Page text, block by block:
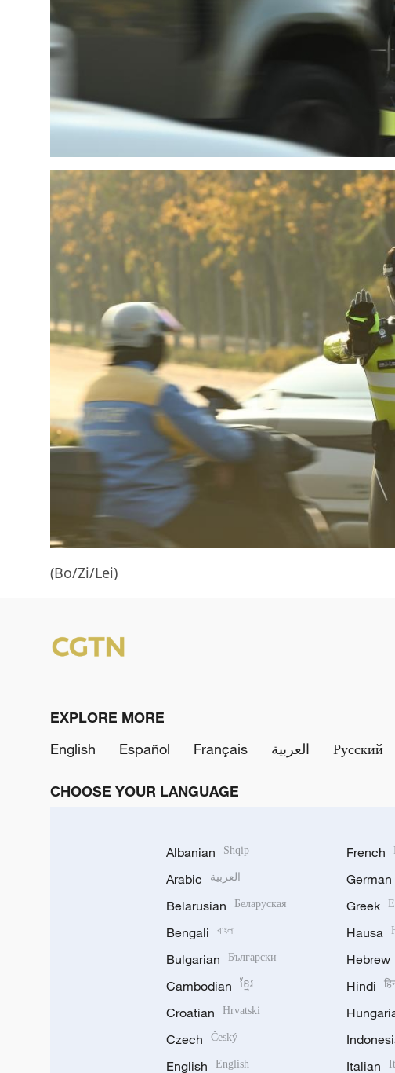
(Bo/Zi/Lei)
EXPLORE MORE
English
Español Français العربية Русский
CHOOSE YOUR LANGUAGE
Albanian Shqip
Arabic العربية
Belarusian Беларуская
Bengali বাংলা
Bulgarian Български
Cambodian ខ្មែរ
Croatian Hrvatski
Czech Český
English English
French
German
Greek
Hausa
Hebrew
Hindi
Italian